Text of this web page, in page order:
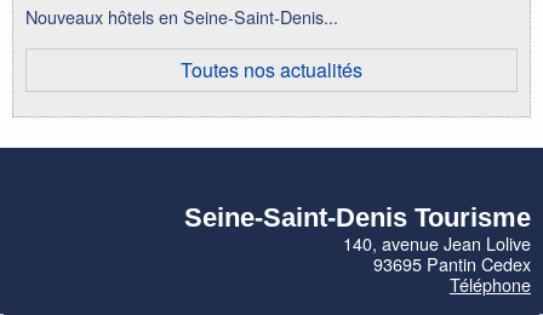
Nouveaux hôtels en Seine-Saint-Denis...
Toutes nos actualités
Seine-Saint-Denis Tourisme
140, avenue Jean Lolive
93695 Pantin Cedex
Téléphone